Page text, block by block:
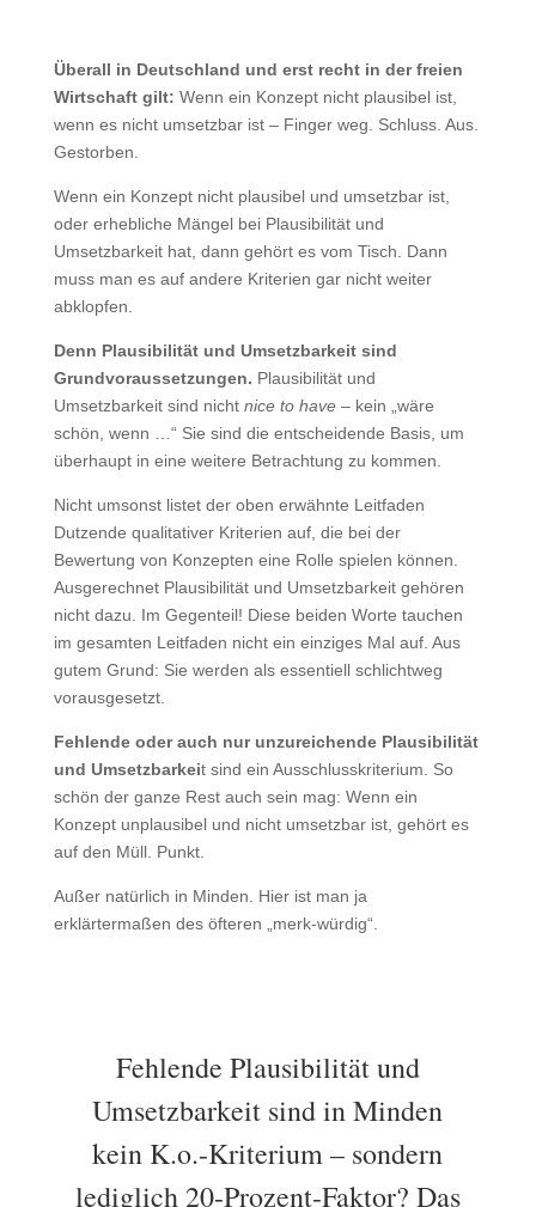
Überall in Deutschland und erst recht in der freien
Wirtschaft gilt: Wenn ein Konzept nicht plausibel ist,
wenn es nicht umsetzbar ist – Finger weg. Schluss. Aus.
Gestorben.
Wenn ein Konzept nicht plausibel und umsetzbar ist,
oder erhebliche Mängel bei Plausibilität und
Umsetzbarkeit hat, dann gehört es vom Tisch. Dann
muss man es auf andere Kriterien gar nicht weiter
abklopfen.
Denn Plausibilität und Umsetzbarkeit sind
Grundvoraussetzungen. Plausibilität und
Umsetzbarkeit sind nicht nice to have– kein „wäre
schön, wenn …“ Sie sind die entscheidende Basis, um
überhaupt in eine weitere Betrachtung zu kommen.
Nicht umsonst listet der oben erwähnte Leitfaden
Dutzende qualitativer Kriterien auf, die bei der
Bewertung von Konzepten eine Rolle spielen können.
Ausgerechnet Plausibilität und Umsetzbarkeit gehören
nicht dazu. Im Gegenteil! Diese beiden Worte tauchen
im gesamten Leitfaden nicht ein einziges Mal auf. Aus
gutem Grund: Sie werden als essentiell schlichtweg
vorausgesetzt.
Fehlende oder auch nur unzureichende Plausibilität
und Umsetzbarkeit sind ein Ausschlusskriterium. So
schön der ganze Rest auch sein mag: Wenn ein
Konzept unplausibel und nicht umsetzbar ist, gehört es
auf den Müll. Punkt.
Außer natürlich in Minden. Hier ist man ja
erklärtermaßen des öfteren „merk-würdig“.
Fehlende Plausibilität und
Umsetzbarkeit sind in Minden
kein K.o.-Kriterium – sondern
lediglich 20-Prozent-Faktor? Das